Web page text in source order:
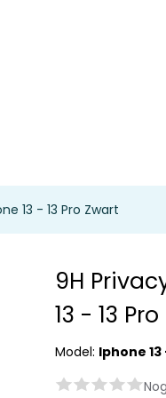
13 - 13 Pro Zwart
9H
13 - 13
Model: Iphone 13